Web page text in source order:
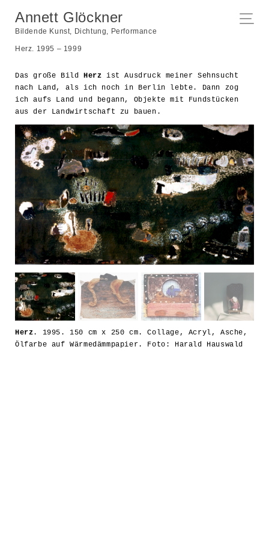
Annett Glöckner
Bildende Kunst, Dichtung, Performance
Herz. 1995 – 1999
Das große Bild Herz ist Ausdruck meiner Sehnsucht
nach Land, als ich noch in Berlin lebte. Dann zog
ich aufs Land und begann, Objekte mit Fundstücken
aus der Landwirtschaft zu bauen.
Herz. 1995. 150 cm x 250 cm. Collage, Acryl, Asche,
Ölfarbe auf Wärmedämmpapier. Foto: Harald Hauswald